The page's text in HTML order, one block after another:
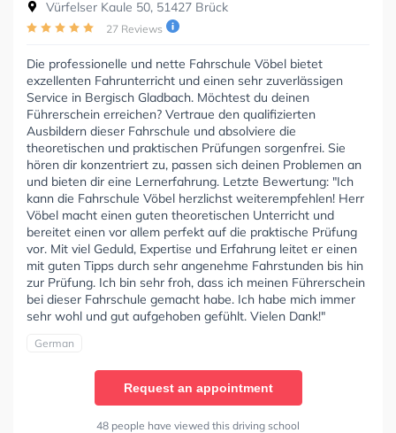
Vürfelser Kaule 50, 51427 Brück
27 Reviews
Die professionelle und nette Fahrschule Vöbel bietet
exzellenten Fahrunterricht und einen sehr zuverlässigen
Service in Bergisch Gladbach. Möchtest du deinen
Führerschein erreichen? Vertraue den qualifizierten
Ausbildern dieser Fahrschule und absolviere die
theoretischen und praktischen Prüfungen sorgenfrei. Sie
hören dir konzentriert zu, passen sich deinen Problemen an
und bieten dir eine Lernerfahrung. Letzte Bewertung: "Ich
kann die Fahrschule Vöbel herzlichst weiterempfehlen! Herr
Vöbel macht einen guten theoretischen Unterricht und
bereitet einen vor allem perfekt auf die praktische Prüfung
vor. Mit viel Geduld, Expertise und Erfahrung leitet er einen
mit guten Tipps durch sehr angenehme Fahrstunden bis hin
zur Prüfung. Ich bin sehr froh, dass ich meinen Führerschein
bei dieser Fahrschule gemacht habe. Ich habe mich immer
sehr wohl und gut aufgehoben gefühlt. Vielen Dank!"
German
Request an appointment
48 people have viewed this driving school